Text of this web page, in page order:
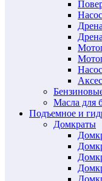
Масла для
Подъемное и
Домкраты